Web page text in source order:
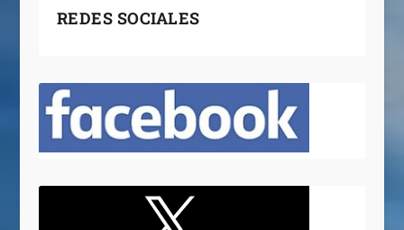
REDES SOCIALES